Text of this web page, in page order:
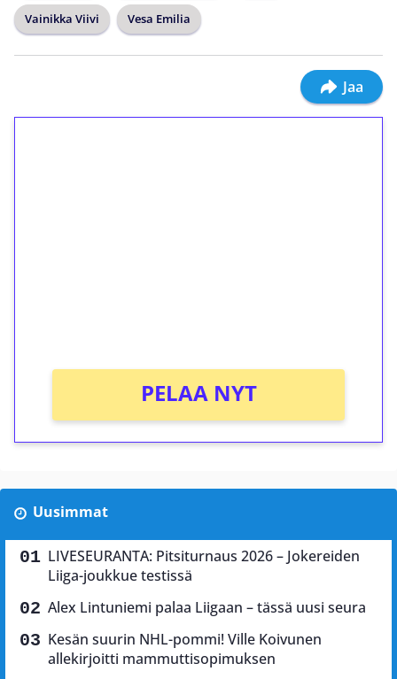
Vainikka Viivi Vesa Emilia
Jaa
PELAA NYT
Uusimmat
LIVESEURANTA: Pitsiturnaus 2026 – Jokereiden
Liiga-joukkue testissä
Alex Lintuniemi palaa Liigaan – tässä uusi seura
Kesän suurin NHL-pommi! Ville Koivunen
allekirjoitti mammuttisopimuksen